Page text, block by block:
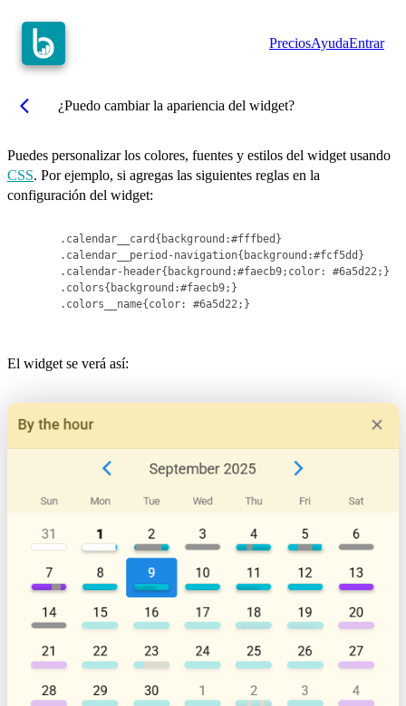
PreciosAyudaEntrar
arrow_back_ios ¿Puedo cambiar la apariencia del widget?
Puedes personalizar los colores, fuentes y estilos del widget usando
CSS. Por ejemplo, si agregas las siguientes reglas en la
configuración del widget:
      .calendar__card{background:#fffbed}
      .calendar__period-navigation{background:#fcf5dd}
      .calendar-header{background:#faecb9;color: #6a5d22;}
      .colors{background:#faecb9;}
      .colors__name{color: #6a5d22;}
El widget se verá así: